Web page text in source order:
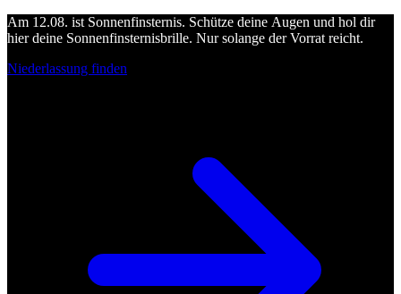
Am 12.08. ist Sonnenfinsternis. Schütze deine Augen und hol dir
hier deine Sonnenfinsternisbrille. Nur solange der Vorrat reicht.
Niederlassung finden